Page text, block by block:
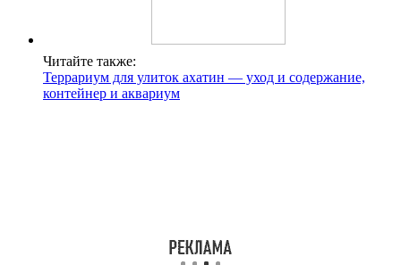
Читайте также:
Террариум для улиток ахатин — уход и содержание,
контейнер и аквариум